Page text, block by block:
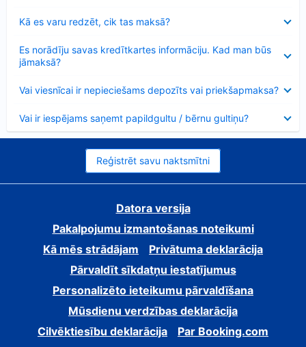
Kā es varu redzēt, cik tas maksā?
Es norādīju savas kredītkartes informāciju. Kad man būs
jāmaksā?
Vai viesnīcai ir nepieciešams depozīts vai priekšapmaksa?
Vai ir iespējams saņemt papildgultu / bērnu gultiņu?
Reģistrēt savu naktsmītni
Datora versija
Pakalpojumu izmantošanas noteikumi
Kā mēs strādājam
Privātuma deklarācija
Pārvaldīt sīkdatņu iestatījumus
Personalizēto ieteikumu pārvaldīšana
Mūsdienu verdzības deklarācija
Cilvēktiesību deklarācija
Par Booking.com